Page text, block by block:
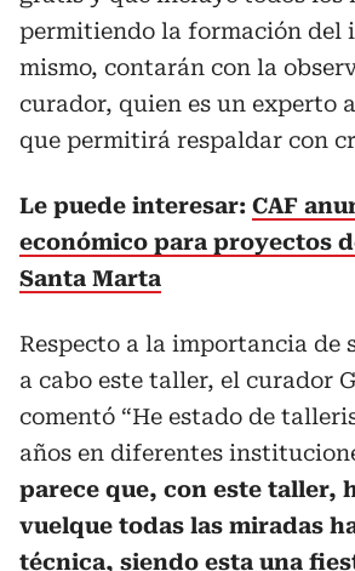
permitiendo la formación del
mismo, contarán con la
curador, quien es un experto
que permitirá respaldar con
Le puede interesar: CAF
económico para proyectos
Santa Marta
Respecto a la importancia de
a cabo este taller, el curador
comentó “He estado de
años en diferentes
parece que, con este taller,
vuelque todas las miradas
técnica, siendo esta una